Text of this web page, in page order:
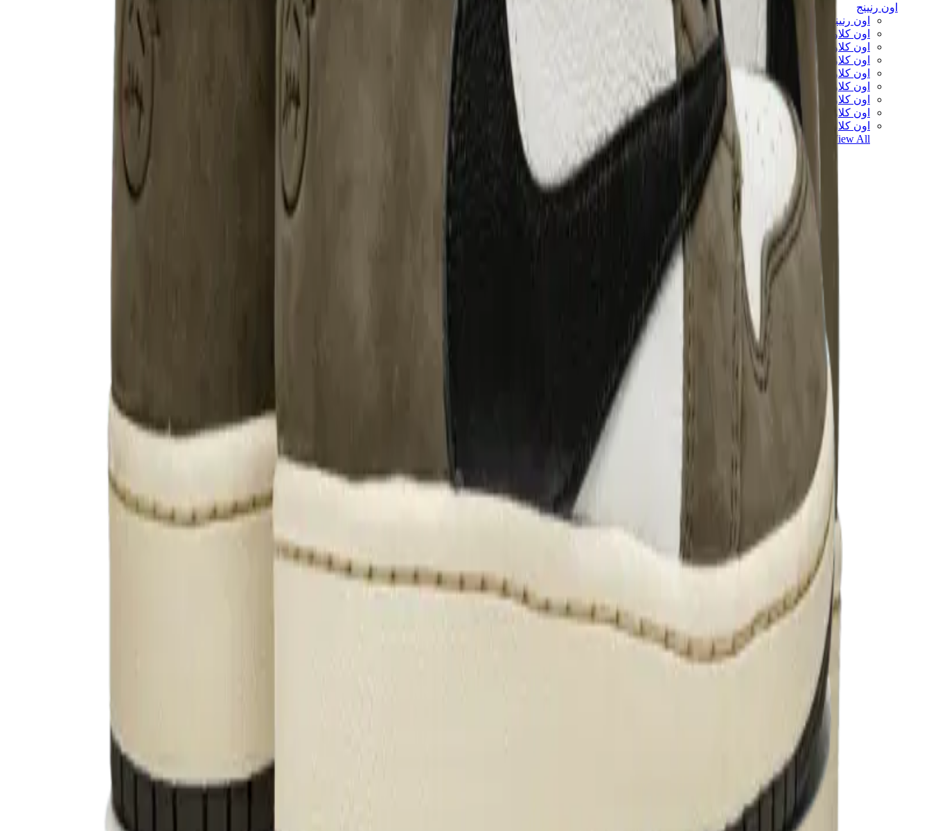
اون رنينج
اون رنينج x لويفي
اون كلاود 5
اون كلاود 6
اون كلاود x 3
اون كلاودنوفا
اون كلاودسولو
اون كلاودتيلت
اون كلاودفنتشر
اون كلاودفلو
View All
اون رنينج